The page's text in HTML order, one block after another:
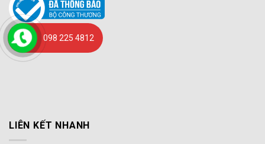
LIÊN KẾT NHANH
098 225 4812